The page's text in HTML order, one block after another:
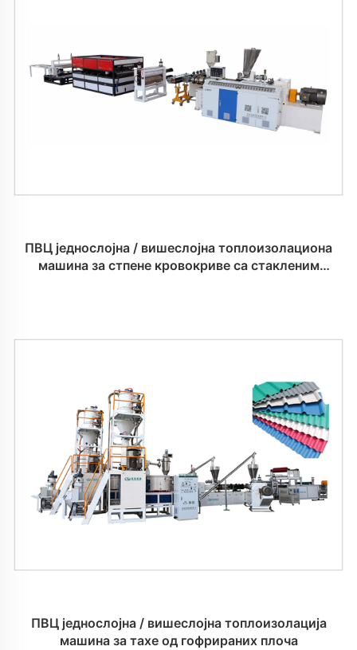
ПВЦ једнослојна / вишеслојна топлоизолациона
машина за стпене кровокриве са стакленим
ПВЦ једнослојна / вишеслојна топлоизолација
машина за тахе од гофрираних плоча